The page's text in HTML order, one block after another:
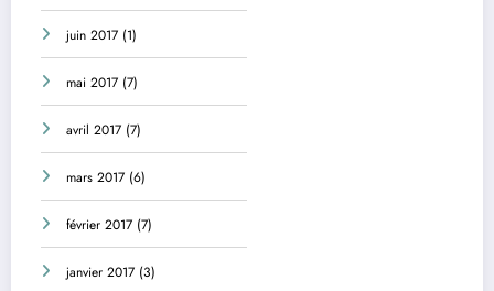
juin 2017 (1)
mai 2017 (7)
avril 2017 (7)
mars 2017 (6)
février 2017 (7)
janvier 2017 (3)